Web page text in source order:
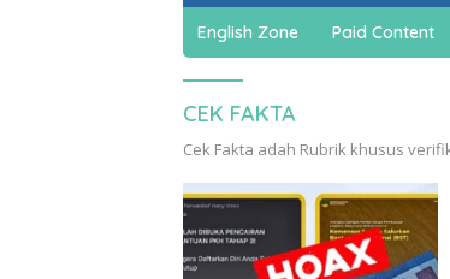
English Zone Paid Content
CEK FAKTA
Cek Fakta adah Rubrik khusus